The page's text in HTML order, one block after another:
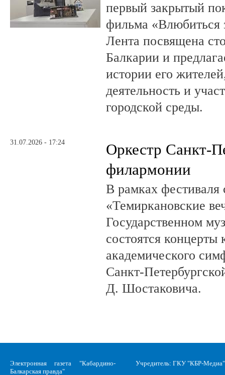
первый закрытый
фильма «Влюбиться
Лента посвящена
Балкарии и
истории его
деятельность и
городской среды.
31.07.2026 - 17:24
Оркестр Санкт-
филармонии
В рамках
«Темиркановские
Государственном
состоятся концерты
академического
Санкт-
Д. Шостаковича.
Электронная газета "Кабардино-
Балкарская правда"
Учредитель: ГКУ "КБР-Медиа"